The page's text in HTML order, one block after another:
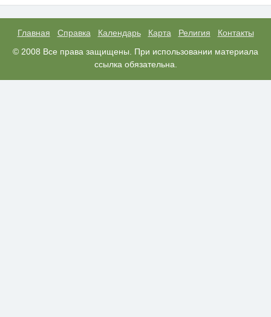
Главная Справка Календарь Карта Религия
Контакты
© 2008 Все права защищены. При использовании материала
ссылка обязательна.
i
Ролик из Омска: вы будете
смеяться долго